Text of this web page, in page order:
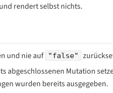
rendert selbst nichts.
und nie auf "false"
abgeschlossenen Mutation
wurden bereits ausgegeben.